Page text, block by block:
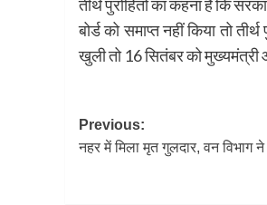
तीर्थ पुरोहितों का कहना है कि
बोर्ड को समाप्त नहीं किया तो
खुली तो 16 सितंबर को
Post
navigation
Previous:
नहर में मिला मृत गुलदार, वन विभाग